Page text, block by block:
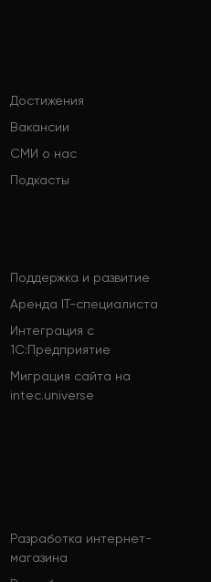
Достижения
Вакансии
СМИ о нас
Подкасты
Поддержка и развитие
Аренда IT-специалиста
Интеграция с
1С:Предприятие
Миграция сайта на
intec.universe
Разработка интернет-
магазина